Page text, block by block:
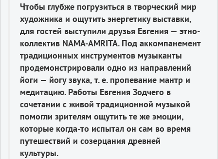
Чтобы глубже погрузиться в творческий мир
художника и ощутить энергетику выставки,
для гостей выступили друзья Евгения — этно-
коллектив NAMA-AMRITA. Под аккомпанемент
традиционных инструментов музыканты
продемонстрировали одно из направлений
йоги — йогу звука, т. е. пропевание мантр и
медитацию. Работы Евгения Зодчего в
сочетании с живой традиционной музыкой
помогли зрителям ощутить те же эмоции,
которые когда-то испытал он сам во время
путешествий и созерцания древней
культуры.